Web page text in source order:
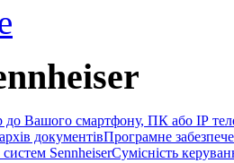
до Вашого смартфону, ПК або IP
документівПрограмне
SennheiserСумісність